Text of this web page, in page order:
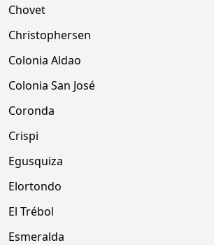
Chovet
Christophersen
Colonia Aldao
Colonia San José
Coronda
Crispi
Egusquiza
Elortondo
El Trébol
Esmeralda